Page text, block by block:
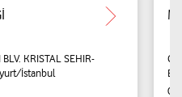
KRISTAL SEHIR-
İstanbul